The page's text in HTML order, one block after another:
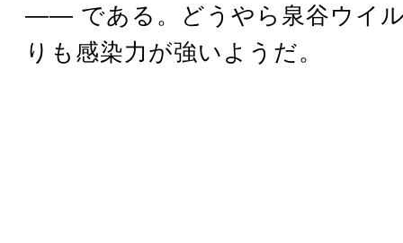
―― である。どうやら泉谷ウイ
りも感染力が強いようだ。